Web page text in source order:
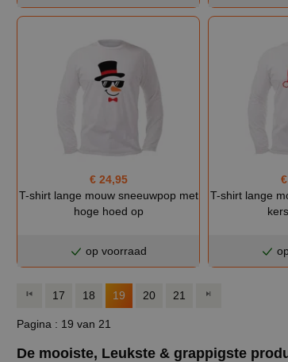
€ 24,95
T-shirt lange mouw sneeuwpop met
hoge hoed op
op voorraad
T-shirt lange
17 18 19 20 21
Pagina : 19 van 21
De mooiste, Leukste & grappigste